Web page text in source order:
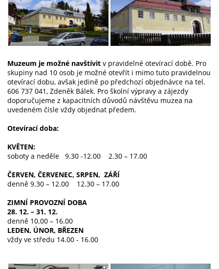
Muzeum je možné navštívit v pravidelné otevírací době. Pro
skupiny nad 10 osob je možné otevřít i mimo tuto pravidelnou
otevírací dobu, avšak jedině po předchozí objednávce na tel.
606 737 041, Zdeněk Bálek. Pro školní výpravy a zájezdy
doporučujeme z kapacitních důvodů návštěvu muzea na
uvedeném čísle vždy objednat předem.
Otevírací doba:
KVĚTEN:
soboty a neděle 9.30 -12.00 2.30 – 17.00
ČERVEN, ČERVENEC, SRPEN, ZÁŘÍ
denně 9.30 – 12.00 12.30 – 17.00
ZIMNÍ PROVOZNÍ DOBA
28. 12. – 31. 12.
denně 10.00 – 16.00
LEDEN, ÚNOR, BŘEZEN
vždy ve středu 14.00 - 16.00